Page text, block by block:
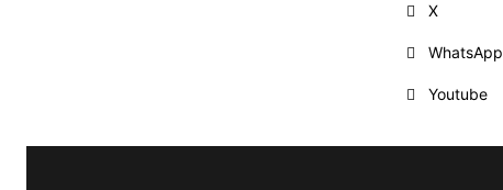
X
WhatsApp
Youtube